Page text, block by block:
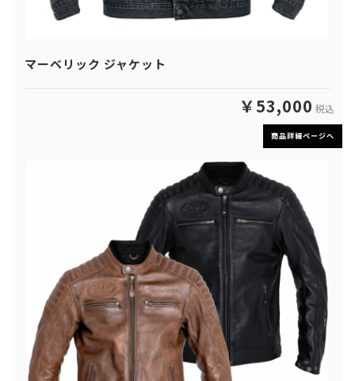
マーベリック ジャケット
￥53,000 税込
商品詳細ページへ